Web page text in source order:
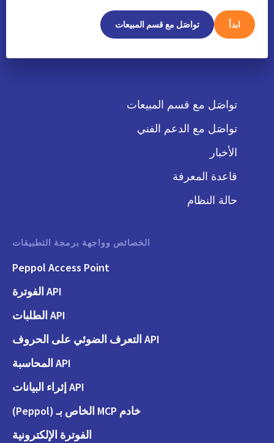
ابدأ تواصَل مع قسم المبيعات
تواصَل مع قسم المبيعات
تواصَل مع الدعم الفني
الأخبار
قاعدة المعرفة
حالة النظام
الخصائص وواجهة برمجة التطبيقات
Peppol Access Point
API الفوترة
API الطلبات
API التعرف الضوئي على الحروف
API المحاسبة
API إثراء البيانات
خادم MCP الخاص بـ (Peppol)
الفوترة الإلكترونية